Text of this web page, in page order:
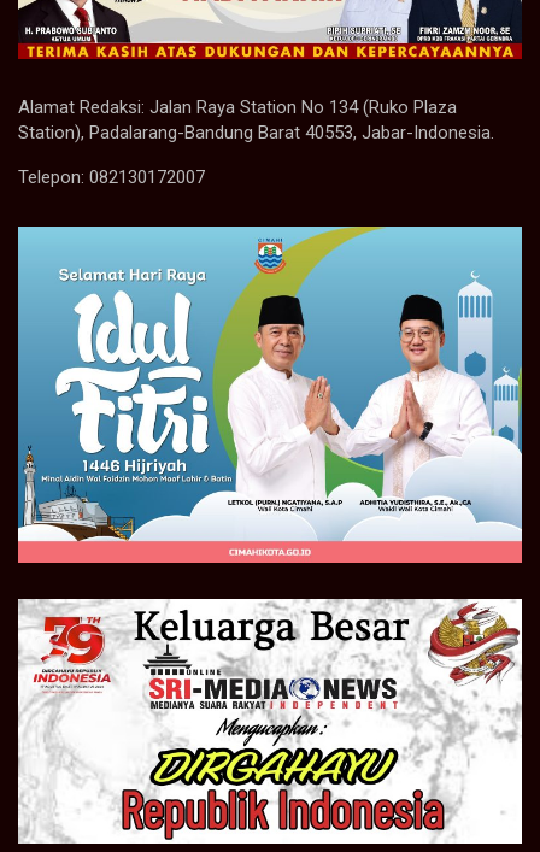
Alamat Redaksi: Jalan Raya Station No 134 (Ruko Plaza
Station), Padalarang-Bandung Barat 40553, Jabar-Indonesia.
Telepon: 082130172007